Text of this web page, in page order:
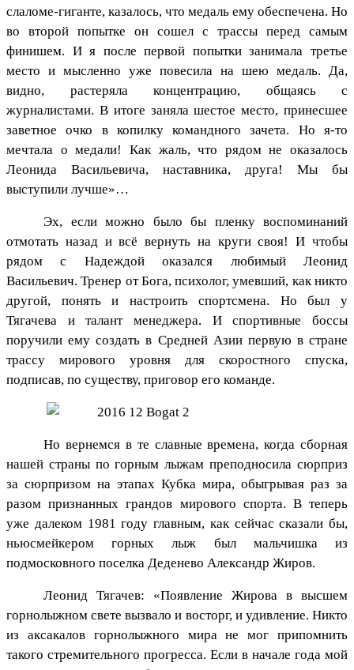
слаломе-гиганте, казалось, что медаль ему обеспечена. Но
во второй попытке он сошел с трассы перед самым
финишем. И я после первой попытки занимала третье
место и мысленно уже повесила на шею медаль. Да,
видно, растеряла концентрацию, общаясь с
журналистами. В итоге заняла шестое место, принесшее
заветное очко в копилку командного зачета. Но я-то
мечтала о медали! Как жаль, что рядом не оказалось
Леонида Васильевича, наставника, друга! Мы бы
выступили лучше»…
Эх, если можно было бы пленку воспоминаний
отмотать назад и всё вернуть на круги своя! И чтобы
рядом с Надеждой оказался любимый Леонид
Васильевич. Тренер от Бога, психолог, умевший, как никто
другой, понять и настроить спортсмена. Но был у
Тягачева и талант менеджера. И спортивные боссы
поручили ему создать в Средней Азии первую в стране
трассу мирового уровня для скоростного спуска,
подписав, по существу, приговор его команде.
Но вернемся в те славные времена, когда сборная
нашей страны по горным лыжам преподносила сюрприз
за сюрпризом на этапах Кубка мира, обыгрывая раз за
разом признанных грандов мирового спорта. В теперь
уже далеком 1981 году главным, как сейчас сказали бы,
ньюсмейкером горных лыж был мальчишка из
подмосковного поселка Деденево Александр Жиров.
Леонид Тягачев: «Появление Жирова в высшем
горнолыжном свете вызвало и восторг, и удивление. Никто
из аксакалов горнолыжного мира не мог припомнить
такого стремительного прогресса. Если в начале года мой